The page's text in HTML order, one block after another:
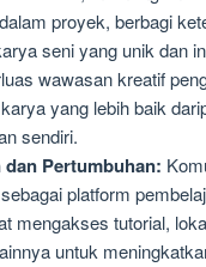
proyek, berbagi
seni yang unik dan
wawasan kreatif
yang lebih baik
sendiri.
dan Pertumbuhan:
platform
mengakses tutorial,
untuk